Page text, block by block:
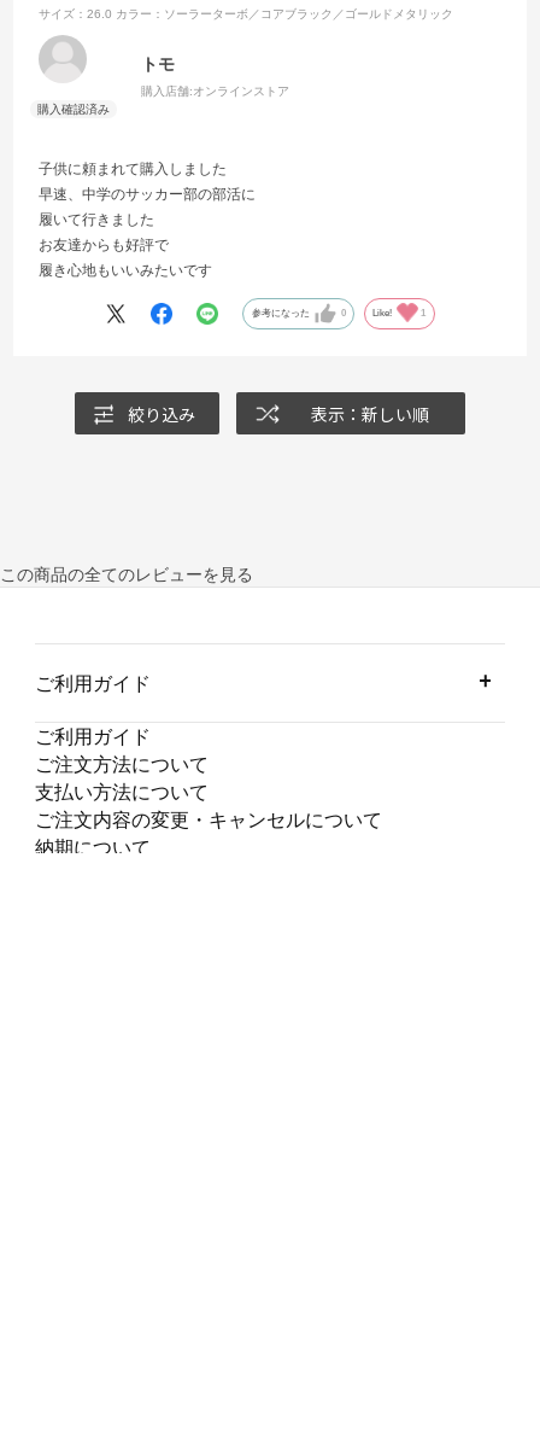
サイズ：26.0 カラー：ソーラーターボ／コアブラック／ゴールドメタリック
トモ
購入店舗:オンラインストア
子供に頼まれて購入しました
早速、中学のサッカー部の部活に
履いて行きました
お友達からも好評で
履き心地もいいみたいです
参考になった 0 Like! 1
絞り込み 表示：新しい順
この商品の全てのレビューを見る
ご利用ガイド
ご利用ガイド
ご注文方法について
支払い方法について
ご注文内容の変更・キャンセルについて
納期について